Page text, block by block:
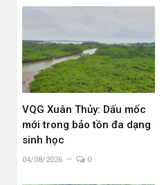
VQG Xuân Thủy: Dấu mốc
mới trong bảo tồn đa dạng
sinh học
04/08/2026 0